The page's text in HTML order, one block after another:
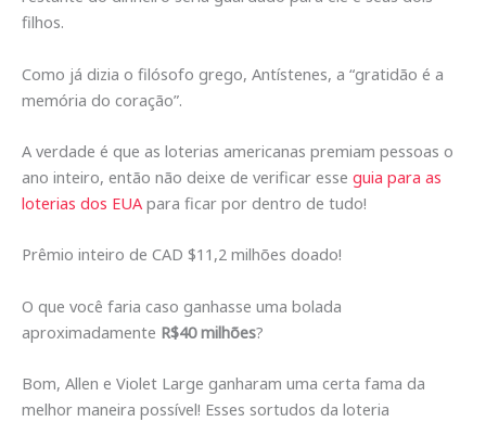
filhos.
Como já dizia o filósofo grego, Antístenes, a “gratidão é a
memória do coração”.
A verdade é que as loterias americanas premiam pessoas o
ano inteiro, então não deixe de verificar esse guia para as
loterias dos EUA para ficar por dentro de tudo!
Prêmio inteiro de CAD $11,2 milhões doado!
O que você faria caso ganhasse uma bolada
aproximadamente R$40 milhões?
Bom, Allen e Violet Large ganharam uma certa fama da
melhor maneira possível! Esses sortudos da loteria